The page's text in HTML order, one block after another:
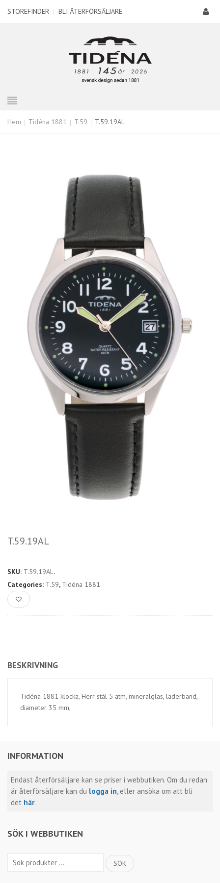
STOREFINDER | BLI ÅTERFÖRSÄLJARE
Hem Tidéna 1881 T.59 T.59.19AL
INFORMATION
Endast återförsäljare kan se priser i webbutiken. Om du redan
är återförsäljare kan du logga in, eller ansöka om att bli
det här.
SÖK I WEBBUTIKEN
Sök
SÖK
T.59.19AL
SKU: T.59.19AL.
Categories: T.59, Tidéna 1881
BESKRIVNING
Tidéna 1881 klocka, Herr stål 5 atm, mineralglas, läderband,
diameter 35 mm,